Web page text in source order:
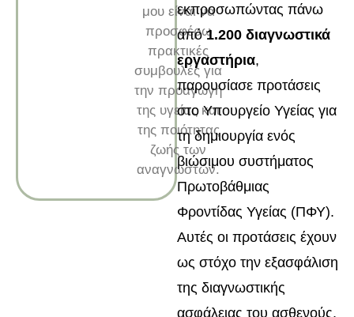
μου είναι να
προσφέρω
πρακτικές
συμβουλές για
την προαγωγή
της υγείας και
της ποιότητας
ζωής των
αναγνωστών.
εκπροσωπώντας πάνω
από1.200 διαγνωστικά
εργαστήρια,
παρουσίασε προτάσεις
στο Υπουργείο Υγείας για
τη δημιουργία ενός
βιώσιμου συστήματος
Πρωτοβάθμιας
Φροντίδας Υγείας (ΠΦΥ).
Αυτές οι προτάσεις έχουν
ως στόχο την εξασφάλιση
της διαγνωστικής
ασφάλειας του ασθενούς,